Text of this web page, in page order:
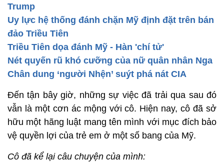
Trump
Uy lực hệ thống đánh chặn Mỹ định đặt trên bán
đảo Triều Tiên
Triều Tiên dọa đánh Mỹ - Hàn 'chí tử'
Nét quyến rũ khó cưỡng của nữ quân nhân Nga
Chân dung ‘người Nhện’ suýt phá nát CIA
Đến tận bây giờ, những sự việc đã trải qua sau đó
vẫn là một cơn ác mộng với cô. Hiện nay, cô đã sở
hữu một hãng luật mang tên mình với mục đích bảo
vệ quyền lợi của trẻ em ở một số bang của Mỹ.
Cô đã kể lại câu chuyện của mình: